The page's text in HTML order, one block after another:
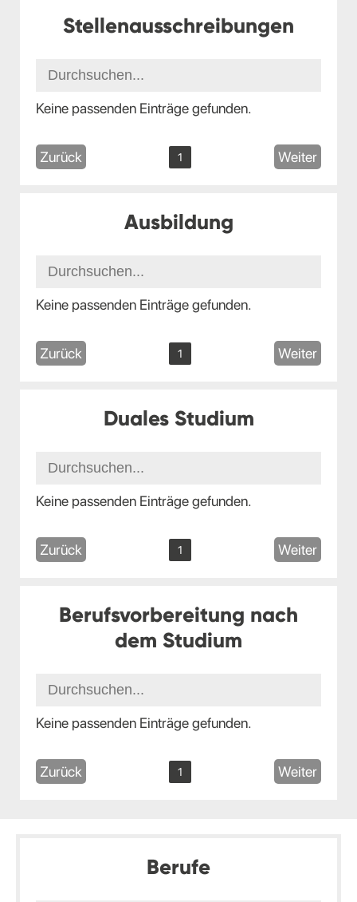
Stellenausschreibungen
Keine passenden Einträge gefunden.
Zurück 1 Weiter
Ausbildung
Keine passenden Einträge gefunden.
Zurück 1 Weiter
Duales Studium
Keine passenden Einträge gefunden.
Zurück 1 Weiter
Berufsvorbereitung nach
dem Studium
Keine passenden Einträge gefunden.
Zurück 1 Weiter
Berufe